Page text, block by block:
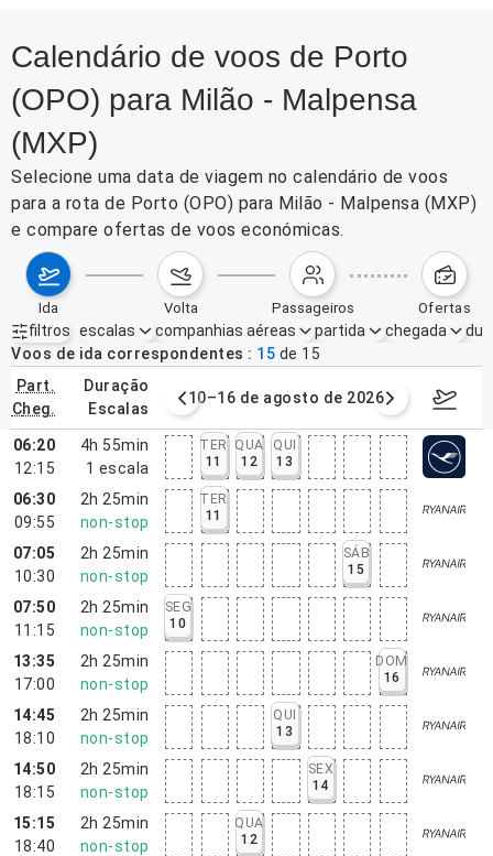
Calendário de voos de Porto
(OPO) para Milão - Malpensa
(MXP)
Selecione uma data de viagem no calendário de voos
para a rota de Porto (OPO) para Milão - Malpensa (MXP)
e compare ofertas de voos económicas.
ida volta passageiros ofertas
filtros
Filtros ativos nenhum
escalas companhias aéreas partida chegada
Voos de ida correspondentes
15 de 15
part.
cheg.
duração
escalas
agosto de 2026 10–16 de agosto de 2026 17–23
06:20
12:15
4h 55min
1 escala
TER
11
QUA
12
QUI
13
06:30
09:55
2h 25min
non-stop
TER
11
07:05
10:30
2h 25min
non-stop
SÁB
15
07:50
11:15
2h 25min
non-stop
SEG
10
13:35
17:00
2h 25min
non-stop
DOM
16
14:45
18:10
2h 25min
non-stop
QUI
13
14:50
18:15
2h 25min
non-stop
SEX
14
15:15
18:40
2h 25min
non-stop
QUA
12